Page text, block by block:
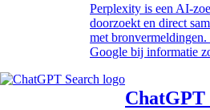
Perplexity is een AI-
doorzoekt en direct
met
Google bij informatie
ChatGPT